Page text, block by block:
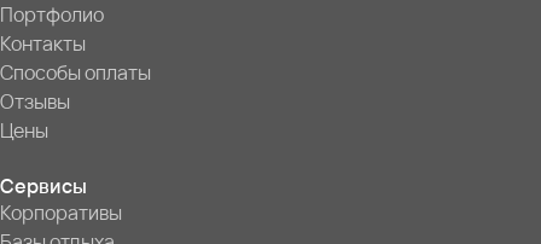
Портфолио
Контакты
Способы оплаты
Отзывы
Цены
Сервисы
Корпоративы